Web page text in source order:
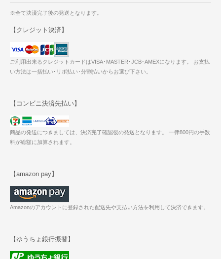
※全て決済完了後の発送となります。
【クレジット決済】
ご利用出来るクレジットカードはVISA･MASTER･JCB･AMEXになります。 お支払
い方法は一括払い･リボ払い･分割払いからお選び下さい。
【コンビニ決済先払い】
商品の発送につきましては、決済完了確認後の発送となります。 一律800円の手数
料が総額に加算されます。
【amazon pay】
Amazonのアカウントに登録された配送先や支払い方法を利用して決済できます。
【ゆうちょ銀行振替】